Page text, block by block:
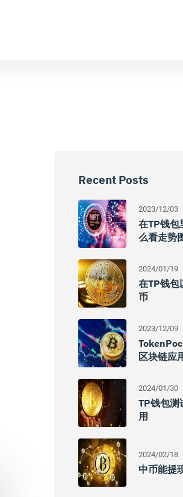
Recent Posts
2023/12/03
在TP钱包
么看走势
2024/01/19
在TP钱包
币
2023/12/09
区块链应
2024/01/30
TP钱包测
用
2024/02/18
中币能提